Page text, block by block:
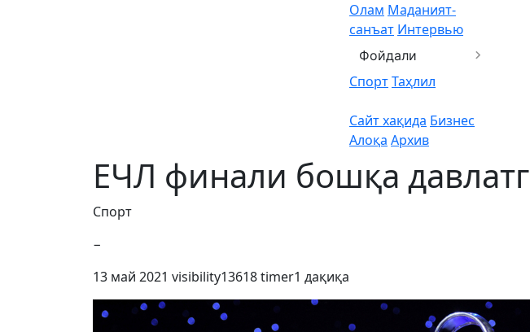
Олам Маданият-
санъат Интервью
Фойдали
СпортТаҳлил
Сайт хақида Бизнес
Алоқа Архив
ЕЧЛ финали бошқа
Спорт
−
13 май 2021 visibility13618timer1 дақиқа